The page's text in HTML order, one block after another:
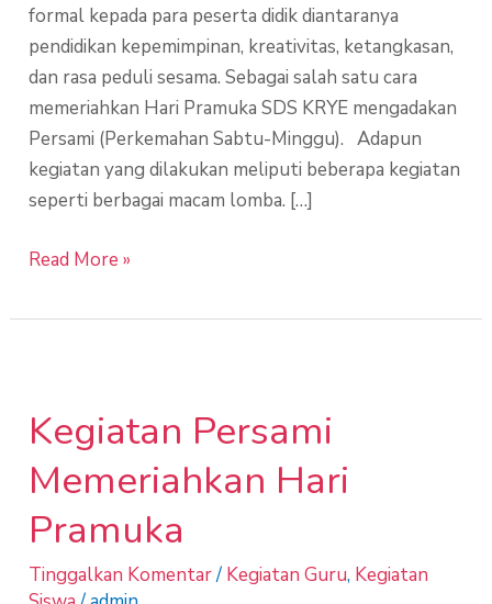
formal kepada para peserta didik diantaranya
pendidikan kepemimpinan, kreativitas, ketangkasan,
dan rasa peduli sesama. Sebagai salah satu cara
memeriahkan Hari Pramuka SDS KRYE mengadakan
Persami (Perkemahan Sabtu-Minggu). Adapun
kegiatan yang dilakukan meliputi beberapa kegiatan
seperti berbagai macam lomba. […]
Read More »
Kegiatan Persami
Memeriahkan Hari
Pramuka
Tinggalkan Komentar/ Kegiatan Guru, Kegiatan
Memeriahkan
Pramuka